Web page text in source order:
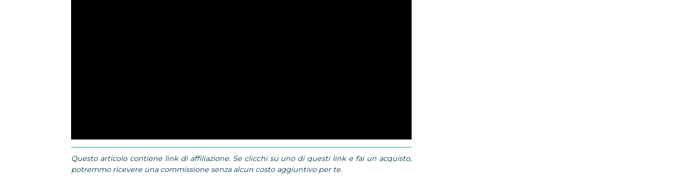
Questo articolo contiene link di affiliazione. Se clicchi su uno di questi link e fai un acquisto,
potremmo ricevere una commissione senza alcun costo aggiuntivo per te.